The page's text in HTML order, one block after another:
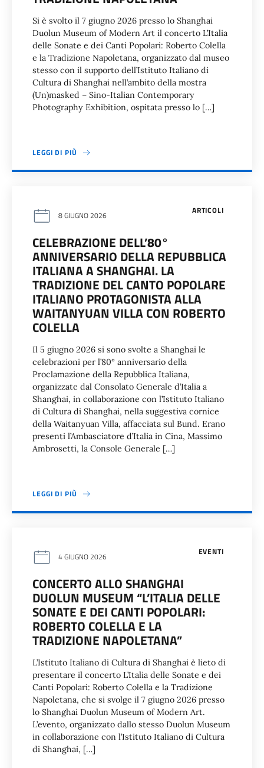
Si è svolto il 7 giugno 2026 presso lo Shanghai
Duolun Museum of Modern Art il concerto L’Italia
delle Sonate e dei Canti Popolari: Roberto Colella
e la Tradizione Napoletana, organizzato dal museo
stesso con il supporto dell’Istituto Italiano di
Cultura di Shanghai nell’ambito della mostra
(Un)masked – Sino-Italian Contemporary
Photography Exhibition, ospitata presso lo […]
LEGGI DI PIÙ
ARTICOLI
8 GIUGNO 2026
CELEBRAZIONE DELL’80°
ANNIVERSARIO DELLA REPUBBLICA
ITALIANA A SHANGHAI. LA
TRADIZIONE DEL CANTO POPOLARE
ITALIANO PROTAGONISTA ALLA
WAITANYUAN VILLA CON ROBERTO
COLELLA
Il 5 giugno 2026 si sono svolte a Shanghai le
celebrazioni per l’80° anniversario della
Proclamazione della Repubblica Italiana,
organizzate dal Consolato Generale d’Italia a
Shanghai, in collaborazione con l’Istituto Italiano
di Cultura di Shanghai, nella suggestiva cornice
della Waitanyuan Villa, affacciata sul Bund. Erano
presenti l’Ambasciatore d’Italia in Cina, Massimo
Ambrosetti, la Console Generale […]
LEGGI DI PIÙ
EVENTI
4 GIUGNO 2026
CONCERTO ALLO SHANGHAI
DUOLUN MUSEUM “L’ITALIA DELLE
SONATE E DEI CANTI POPOLARI:
ROBERTO COLELLA E LA
TRADIZIONE NAPOLETANA”
L’Istituto Italiano di Cultura di Shanghai è lieto di
presentare il concerto L’Italia delle Sonate e dei
Canti Popolari: Roberto Colella e la Tradizione
Napoletana, che si svolge il 7 giugno 2026 presso
lo Shanghai Duolun Museum of Modern Art.
L’evento, organizzato dallo stesso Duolun Museum
in collaborazione con l’Istituto Italiano di Cultura
di Shanghai, […]